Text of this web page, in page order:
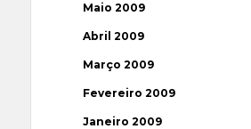
Maio 2009
Abril 2009
Março 2009
Fevereiro 2009
Janeiro 2009